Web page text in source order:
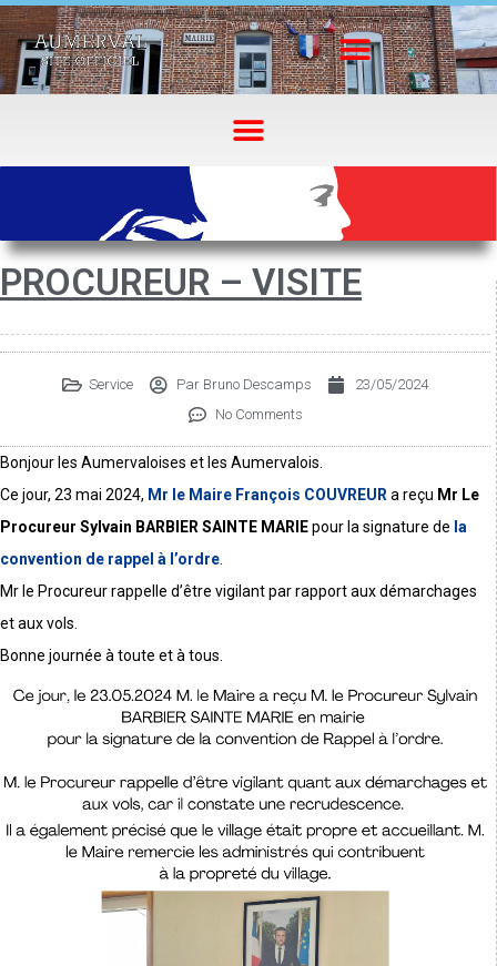
PROCUREUR – VISITE
Service Par Bruno Descamps
23/05/2024
No Comments
Bonjour les Aumervaloises et les Aumervalois.
Ce jour, 23 mai 2024, Mr le Maire François COUVREUR a reçu Mr Le
Procureur Sylvain BARBIER SAINTE MARIEpour la signature de la
convention de rappel à l’ordre
Mr le Procureur rappelle d’être vigilant par rapport aux démarchages
et aux vols.
Bonne journée à toute et à tous.